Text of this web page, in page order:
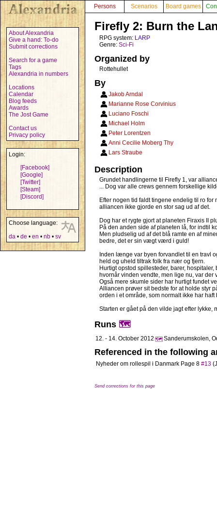
About Alexandria
Give a hand: To-do
Submit corrections
Search for a game
Tags
Alexandria in numbers
Locations
Calendar
Blog feeds
Awards
The Jost Game
Contact us
Privacy policy
Login:
[Facebook]
[Google]
[Twitter]
[Steam]
[Discord]
Choose language:
da • de • en • nb • sv
Persons Scenarios Board games
Firefly 2: Burn the
RPG system: LARP
Genre: Sci-Fi
Organized by
Rottehullet
By
Jakob Arndal
Marianne Rose Corvinius
Luciano Foschi
Michael Holm
Peter Lorentzen
Anni Cecilie Moberg Thy
Lars Straube
Description
Grundet handlingerne til Firefly 1, var
... Dog var alle crews gennem forskellige
Efter nogen tid faldt tingene endelig til ro
alliancen ikke gjorde en stor sag ud af det.
Dog har et rygte gjort at planeten Firaxis II
På den anden side af planeten lå, for indtil
Men pludselig ud af det blå ramte en af
bedre, det er sin vægt værd i guld!
Inden længe var byen forvandlet til en travl
held og uheld tiltrak folk fra nær og fjern.
Hurtigt opstod spillesteder, barer,
hvornår vinden vendte, men lige nu, var der
Også mere skumle sider har hurtigt fundet
Alliancen prøver sit bedste for at holde styr
orden i et område, som normalt ikke har haft
Starten er gået på den vilde jagt efter lykke,
Runs 🗺️
12. - 14. October 2012 🗺️Sanderumskolen,
Referenced in the following
Nyheder om rollespil i Danmark Page 8 #13
Send corrections for this page